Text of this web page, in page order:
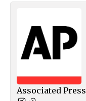
Associated Press